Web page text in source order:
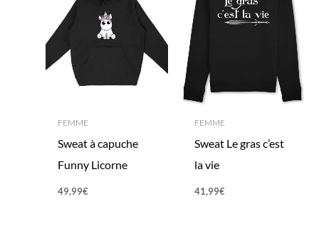
FEMME
Sweat à capuche
Funny Licorne
49,99€
FEMME
Sweat Le gras c’est
la vie
41,99€